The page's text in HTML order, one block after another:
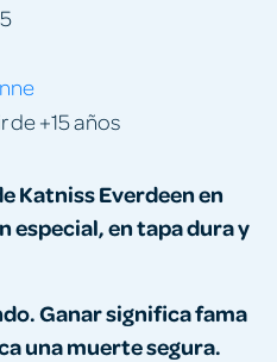
Katniss Everdeen en
especial, en tapa dura y
Ganar significa fama
una muerte segura.
+15 años